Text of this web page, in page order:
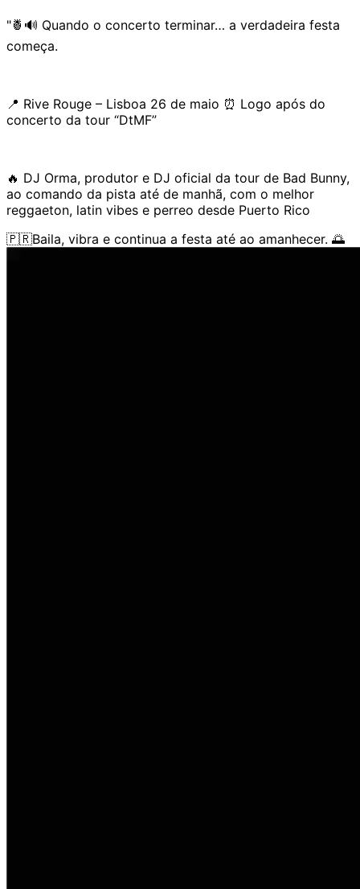
"🍍🔊 Quando o concerto terminar… a verdadeira festa
começa.
📍 Rive Rouge – Lisboa 26 de maio ⏰ Logo após do
concerto da tour “DtMF”
🔥 DJ Orma, produtor e DJ oficial da tour de Bad Bunny,
ao comando da pista até de manhã, com o melhor
reggaeton, latin vibes e perreo desde Puerto Rico
🇵🇷Baila, vibra e continua a festa até ao amanhecer. 🌅